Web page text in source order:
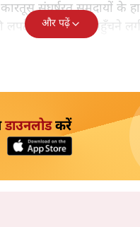
संघर्षरत समुदायों के
मिज़ोरम तक पहुँचने लगी
और पढ़ें
डाउनलोडकरें